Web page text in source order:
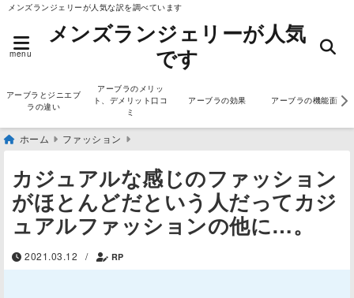
メンズランジェリーが人気な訳を調べています
menu
メンズランジェリーが人気
です
アーブラとジニエブ
ラの違い
アーブラのメリッ
ト、デメリット口コ
ミ
アーブラの効果 アーブラの機能面
ホーム ファッション
カジュアルな感じのファッション
がほとんどだという人だってカジ
ュアルファッションの他に…。
2021.03.12 / RP